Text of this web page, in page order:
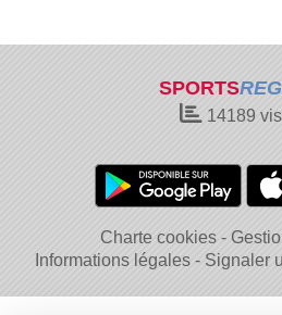
SPORTS
14189
Charte cookies
Informations légales
Signaler